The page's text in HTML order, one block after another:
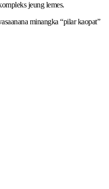
jeung lemes.
minangka “pilar kaopat”